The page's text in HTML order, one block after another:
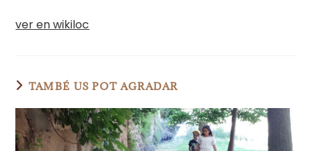
ver en wikiloc
TAMBÉ US POT AGRADAR